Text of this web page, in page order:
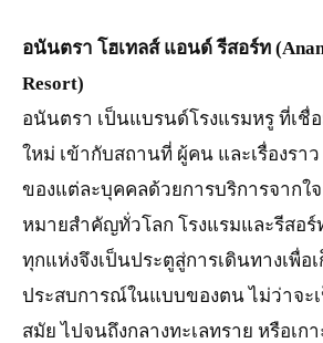
อนันตรา โฮเทลส์ แอนด์ รีสอร์ท
Resort)
อนันตรา เป็นแบรนด์โรงแรมหรู ที่เชื่
ใหม่ เข้ากับสถานที่ ผู้คน และเรื่องรา
ของแต่ละบุคคลด้วยการบริการจากใ
หมายสำคัญทั่วโลก โรงแรมและรีสอร์
ทุกแห่งจึงเป็นประตูสู่การเดินทางเพื่อเ
ประสบการณ์ในแบบของตน ไม่ว่าจะ
สมัย ไปจนถึงกลางทะเลทราย หรือเ